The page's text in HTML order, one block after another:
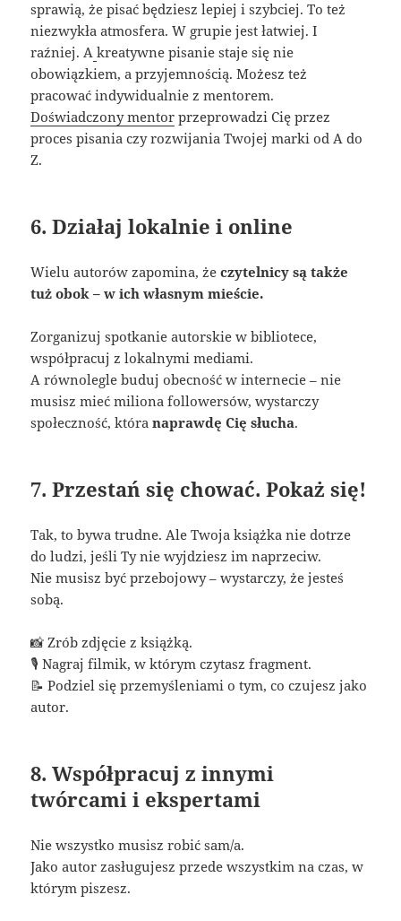
sprawią, że pisać będziesz lepiej i szybciej. To też
niezwykła atmosfera. W grupie jest łatwiej. I
raźniej. A kreatywne pisanie staje się nie
obowiązkiem, a przyjemnością. Możesz też
pracować indywidualnie z mentorem.
Doświadczony mentor przeprowadzi Cię przez
proces pisania czy rozwijania Twojej marki od A do
Z.
6. Działaj lokalnie i online
Wielu autorów zapomina, żeczytelnicy są także
tuż obok – w ich własnym mieście.
Zorganizuj spotkanie autorskie w bibliotece,
współpracuj z lokalnymi mediami.
A równolegle buduj obecność w internecie – nie
musisz mieć miliona followersów, wystarczy
społeczność, któranaprawdę Cię słucha.
7. Przestań się chować. Pokaż się!
Tak, to bywa trudne. Ale Twoja książka nie dotrze
do ludzi, jeśli Ty nie wyjdziesz im naprzeciw.
Nie musisz być przebojowy – wystarczy, że jesteś
sobą.
📸 Zrób zdjęcie z książką.
🎙️ Nagraj filmik, w którym czytasz fragment.
📝 Podziel się przemyśleniami o tym, co czujesz jako
autor.
8. Współpracuj z innymi
twórcami i ekspertami
Nie wszystko musisz robić sam/a.
Jako autor zasługujesz przede wszystkim na czas, w
którym piszesz.